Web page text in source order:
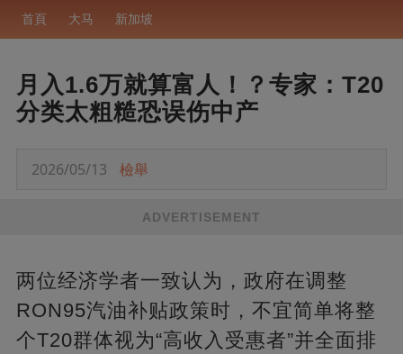
首頁 大马 新加坡
月入1.6万就算富人！？专家：T20
分类太粗糙恐误伤中产
2026/05/13 檢舉
ADVERTISEMENT
两位经济学者一致认为，政府在调整
RON95汽油补贴政策时，不宜简单将整
个T20群体视为“高收入受惠者”并全面排